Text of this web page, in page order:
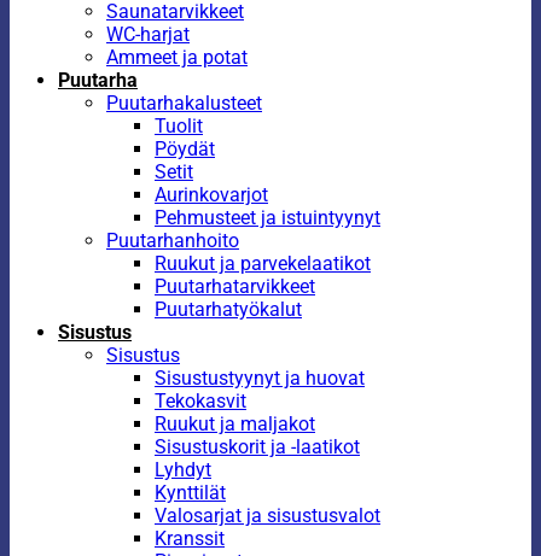
Saunatarvikkeet
WC-harjat
Ammeet ja potat
Puutarha
Puutarhakalusteet
Tuolit
Pöydät
Setit
Aurinkovarjot
Pehmusteet ja istuintyynyt
Puutarhanhoito
Ruukut ja parvekelaatikot
Puutarhatarvikkeet
Puutarhatyökalut
Sisustus
Sisustus
Sisustustyynyt ja huovat
Tekokasvit
Ruukut ja maljakot
Sisustuskorit ja -laatikot
Lyhdyt
Kynttilät
Valosarjat ja sisustusvalot
Kranssit